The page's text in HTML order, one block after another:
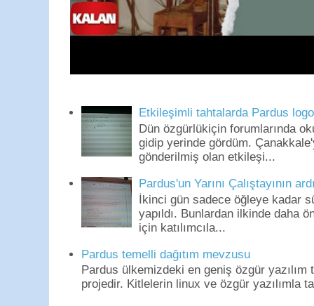
Etkileşimli tahtalarda Pardus
Dün özgürlükiçin forumlarında
gidip yerinde gördüm.
gönderilmiş olan etkileşi...
Pardus'un Yarını Çalıştayının
İkinci gün sadece öğleye kadar
yapıldı. Bunlardan ilkinde daha
için katılımcıla...
Pardus temelli dağıtım mevzusu
Pardus ülkemizdeki en geniş özgür
projedir. Kitlelerin linux ve özgür yazılımla